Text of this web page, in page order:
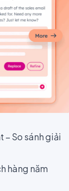
– So sánh giải
hàng năm